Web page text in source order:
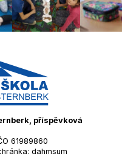
příspěvková
61989860
dahmsum